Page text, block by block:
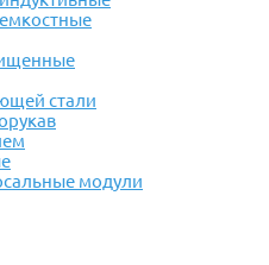
стали
модули